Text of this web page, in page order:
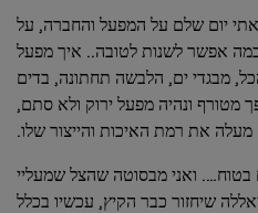
יום שלם על המפעל והחברה, על
אפשר לשנות לטובה.. איך מפעל
מבגדי ים, הלבשה תחתונה, בדים
מטורף ונהיה מפעל ירוק ולא סתם,
מעלה את רמת האיכות והייצור שלו.
ואני מבסוטה שהצל שמעליי
שיחזור כבר הקיץ, עכשיו בכלל